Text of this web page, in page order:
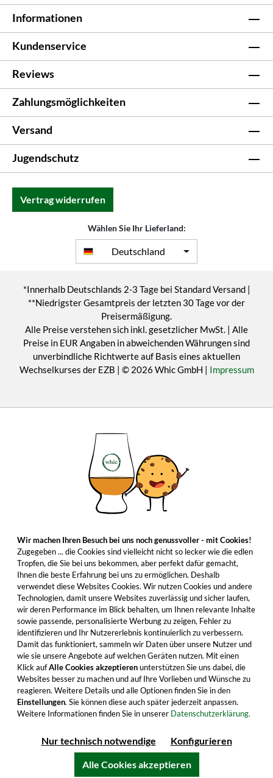
Informationen
Kundenservice
Reviews
Zahlungsmöglichkeiten
Versand
Jugendschutz
Vertrag widerrufen
Wählen Sie Ihr Lieferland:
Deutschland
*Innerhalb Deutschlands 2-3 Tage bei Standard Versand |
**Niedrigster Gesamtpreis der letzten 30 Tage vor der
Preisermäßigung.
Alle Preise verstehen sich inkl. gesetzlicher MwSt. | Alle
Preise in EUR Angaben in abweichenden Währungen sind
unverbindliche Richtwerte auf Basis eines aktuellen
Wechselkurses der EZB | © 2026 Whic GmbH | Impressum
Wir machen Ihren Besuch bei uns noch genussvoller - mit Cookies!
Zugegeben ... die Cookies sind vielleicht nicht so lecker wie die edlen
Tropfen, die Sie bei uns bekommen, aber perfekt dafür gemacht,
Ihnen die beste Erfahrung bei uns zu ermöglichen. Deshalb
verwendet diese Websites Cookies. Wir nutzen Cookies und andere
Technologien, damit unsere Websites zuverlässig und sicher laufen,
wir deren Performance im Blick behalten, um Ihnen relevante Inhalte
sowie passende, personalisierte Werbung zu zeigen, Fehler zu
identifizieren und Ihr Nutzererlebnis kontinuierlich zu verbessern.
Damit das funktioniert, sammeln wir Daten über unsere Nutzer und
wie sie unsere Angebote auf welchen Geräten nutzen. Mit einen
Klick aufAlle Cookies akzeptierenunterstützen Sie uns dabei, die
Websites besser zu machen und auf Ihre Vorlieben und Wünsche zu
reagieren. Weitere Details und alle Optionen finden Sie in den
Einstellungen. Sie können diese auch später jederzeit anpassen.
Weitere Informationen finden Sie in unserer Datenschutzerklärung.
Nur technisch notwendige Konfigurieren
Alle Cookies akzeptieren